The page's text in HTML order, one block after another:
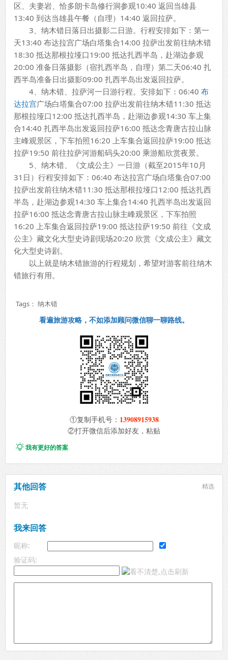
区、夫妻岩、恰多朗卡岛修行洞参观10:40 返回当雄县
13:40 到达当雄县午餐（自理）14:40 返回拉萨。
3、纳木错日落日出摄影二日游。行程安排如下：第一
天13:40 布达拉宫广场白塔集合14:00 拉萨出发前往纳木错
18:30 抵达那根拉垭口19:00 抵达扎西半岛，赴湖边参观
20:00 准备日落摄影（宿扎西半岛，自理）第二天06:40 扎
西半岛准备日出摄影09:00 扎西半岛出发返回拉萨。
4、纳木错、拉萨河一日游行程。安排如下：06:40 布
达拉宫广场白塔集合07:00 拉萨出发前往纳木错11:30 抵达
那根拉垭口12:00 抵达扎西半岛，赴湖边参观14:30 车上集
合14:40 扎西半岛出发返回拉萨16:00 抵达念青唐古拉山脉
主峰观景区，下车拍照16:20 上车集合返回拉萨19:00 抵达
拉萨19:50 前往拉萨河游船码头20:00 乘游船欣赏夜景。
5、纳木错、《文成公主》一日游（截至2015年10月
31日）行程安排如下：06:40 布达拉宫广场白塔集合07:00
拉萨出发前往纳木错11:30 抵达那根拉垭口12:00 抵达扎西
半岛，赴湖边参观14:30 车上集合14:40 扎西半岛出发返回
拉萨16:00 抵达念青唐古拉山脉主峰观景区，下车拍照
16:20 上车集合返回拉萨19:00 抵达拉萨19:50 前往《文成
公主》藏文化大型史诗剧现场20:20 欣赏《文成公主》藏文
化大型史诗剧。
以上就是纳木错旅游的行程规划，希望对游客前往纳木
错旅行有用。
Tags： 纳木错
看遍旅游攻略，不如添加顾问微信聊一聊路线。
①复制手机号： 13908915938
②打开微信后添加好友，粘贴
我有更好的答案
其他回答 精选
暂无
我来回答
昵称:
验证码: